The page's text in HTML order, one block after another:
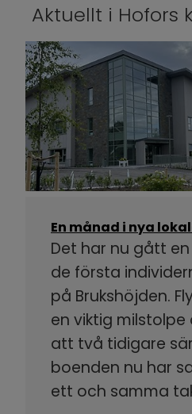
Aktuellt i Hofors
En månad i nya
Det har nu gått
de första
på Brukshöjden.
en viktig
att två tidigare
boenden nu har
ett och samma